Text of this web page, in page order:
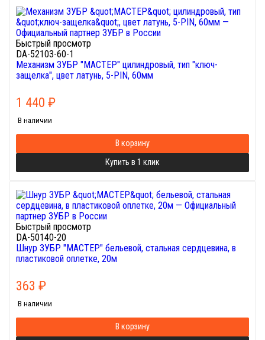
Быстрый просмотр
DA-52103-60-1
Механизм ЗУБР "МАСТЕР" цилиндровый, тип "ключ-
защелка", цвет латунь, 5-PIN, 60мм
1 440 ₽
В наличии
В корзину
Купить в 1 клик
Быстрый просмотр
DA-50140-20
Шнур ЗУБР "МАСТЕР" бельевой, стальная сердцевина, в
пластиковой оплетке, 20м
363 ₽
В наличии
В корзину